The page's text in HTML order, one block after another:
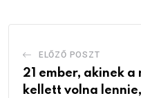
ELŐZŐ POSZT
21 ember, akinek
kellett volna